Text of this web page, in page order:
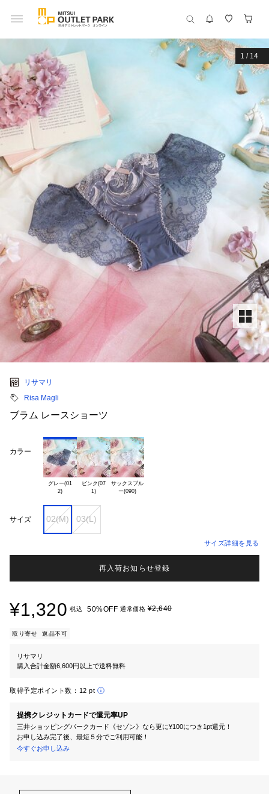
1 / 14
リサマリ
Risa Magli
ブラム レースショーツ
カラー
グレー(01
ピンク(07
サックスブル
サイズ 02(M) 03(L)
サイズ詳細を見る
再入荷お知らせ登録
¥1,320 税込 50%OFF 通常価格¥2,640
取り寄せ 返品不可
リサマリ
購入合計金額6,600円以上で送料無料
取得予定ポイント数： 12 pt
提携クレジットカードで還元率UP
三井ショッピングパークカード《セゾン》なら更に¥100につき1pt還元！
お申し込み完了後、最短５分でご利用可能！
今すぐお申し込み